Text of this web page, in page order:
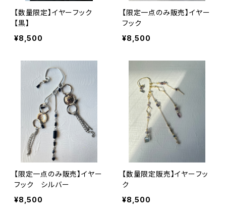
【数量限定】イヤーフック
【黒】
¥8,500
【限定一点のみ販売】イヤー
フック
¥8,500
【限定一点のみ販売】イヤー
フック シルバー
¥8,500
【数量限定販売】イヤーフッ
ク
¥8,500